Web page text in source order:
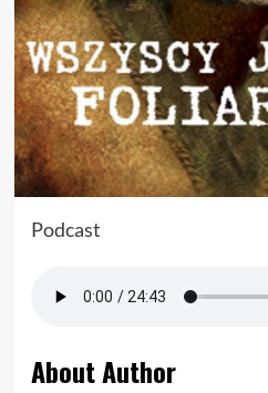
Podcast
About Author